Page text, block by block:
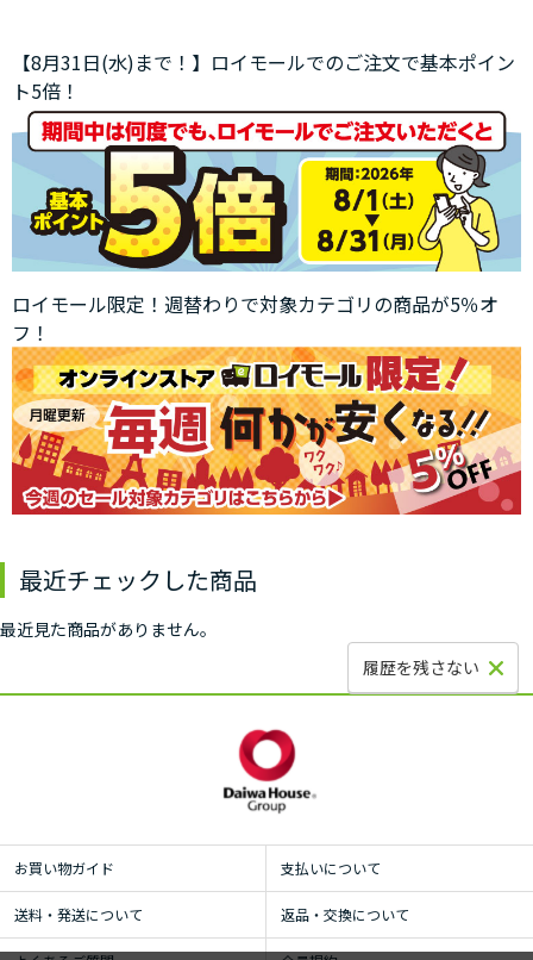
【8月31日(水)まで！】ロイモールでのご注文で基本ポイン
ト5倍！
ロイモール限定！週替わりで対象カテゴリの商品が5％オ
フ！
最近チェックした商品
最近見た商品がありません。
履歴を残さない
お買い物ガイド 支払いについて
送料・発送について 返品・交換について